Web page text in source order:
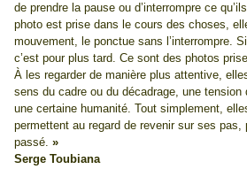
de prendre la pause ou d’interrompre ce
photo est prise dans le cours des choses,
mouvement, le ponctue sans l’interrompre.
c’est pour plus tard. Ce sont des photos
À les regarder de manière plus attentive,
sens du cadre ou du décadrage, une
une certaine humanité. Tout simplement,
permettent au regard de revenir sur ses pas,
passé. »
Serge Toubiana